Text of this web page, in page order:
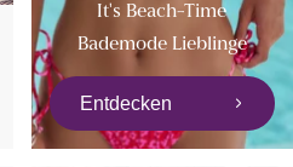
It's Beach-Time
Bademode Lieblinge
Entdecken